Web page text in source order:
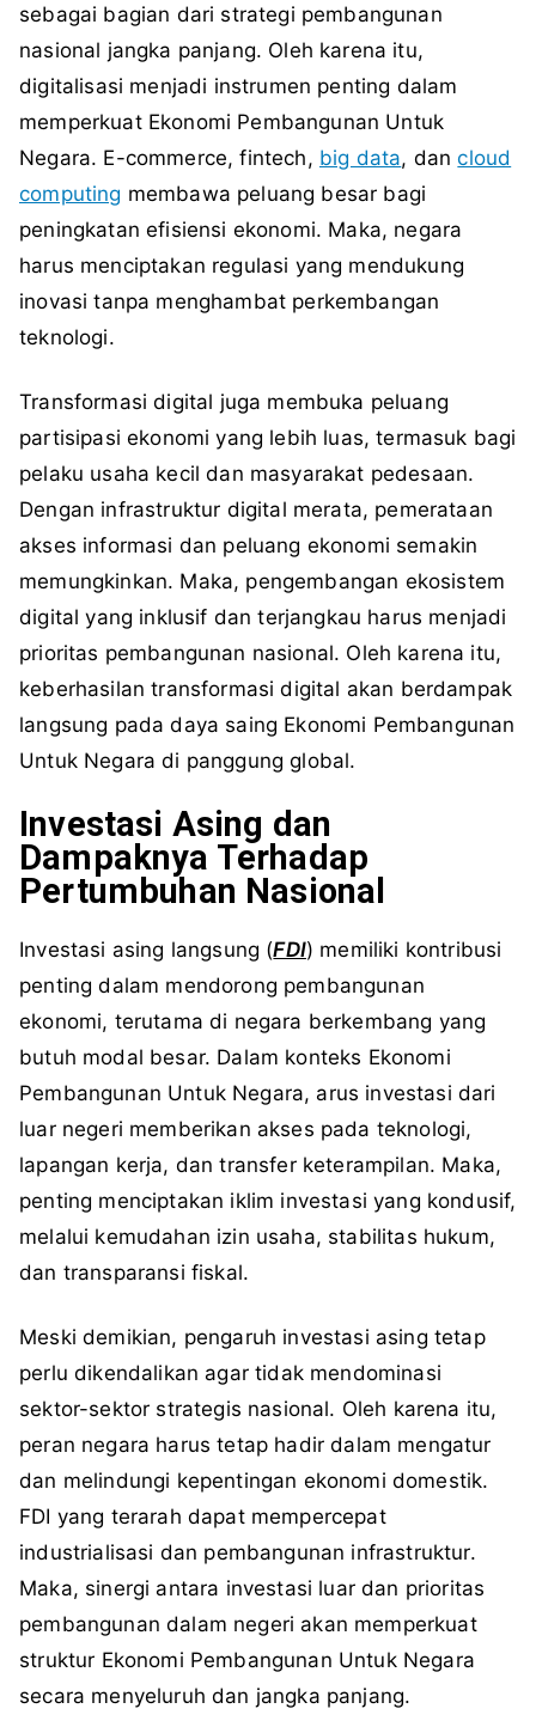
sebagai bagian dari strategi pembangunan
nasional jangka panjang. Oleh karena itu,
digitalisasi menjadi instrumen penting dalam
memperkuat Ekonomi Pembangunan Untuk
Negara. E-commerce, fintech, big data, dancloud
computing membawa peluang besar bagi
peningkatan efisiensi ekonomi. Maka, negara
harus menciptakan regulasi yang mendukung
inovasi tanpa menghambat perkembangan
teknologi.
Transformasi digital juga membuka peluang
partisipasi ekonomi yang lebih luas, termasuk bagi
pelaku usaha kecil dan masyarakat pedesaan.
Dengan infrastruktur digital merata, pemerataan
akses informasi dan peluang ekonomi semakin
memungkinkan. Maka, pengembangan ekosistem
digital yang inklusif dan terjangkau harus menjadi
prioritas pembangunan nasional. Oleh karena itu,
keberhasilan transformasi digital akan berdampak
langsung pada daya saing Ekonomi Pembangunan
Untuk Negara di panggung global.
Investasi Asing dan
Dampaknya Terhadap
Pertumbuhan Nasional
Investasi asing langsung (FDI) memiliki kontribusi
penting dalam mendorong pembangunan
ekonomi, terutama di negara berkembang yang
butuh modal besar. Dalam konteks Ekonomi
Pembangunan Untuk Negara, arus investasi dari
luar negeri memberikan akses pada teknologi,
lapangan kerja, dan transfer keterampilan. Maka,
penting menciptakan iklim investasi yang kondusif,
melalui kemudahan izin usaha, stabilitas hukum,
dan transparansi fiskal.
Meski demikian, pengaruh investasi asing tetap
perlu dikendalikan agar tidak mendominasi
sektor-sektor strategis nasional. Oleh karena itu,
peran negara harus tetap hadir dalam mengatur
dan melindungi kepentingan ekonomi domestik.
FDI yang terarah dapat mempercepat
industrialisasi dan pembangunan infrastruktur.
Maka, sinergi antara investasi luar dan prioritas
pembangunan dalam negeri akan memperkuat
struktur Ekonomi Pembangunan Untuk Negara
secara menyeluruh dan jangka panjang.